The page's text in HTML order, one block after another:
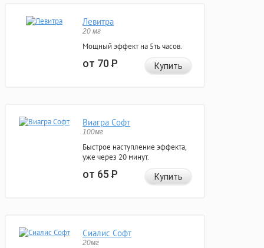
Левитра
20 мг
Мощный эффект на 5ть часов.
от 70Р Купить
Виагра Софт
100мг
Быстрое наступление эффекта,
уже через 20 минут.
от 65Р Купить
Сиалис Софт
20мг